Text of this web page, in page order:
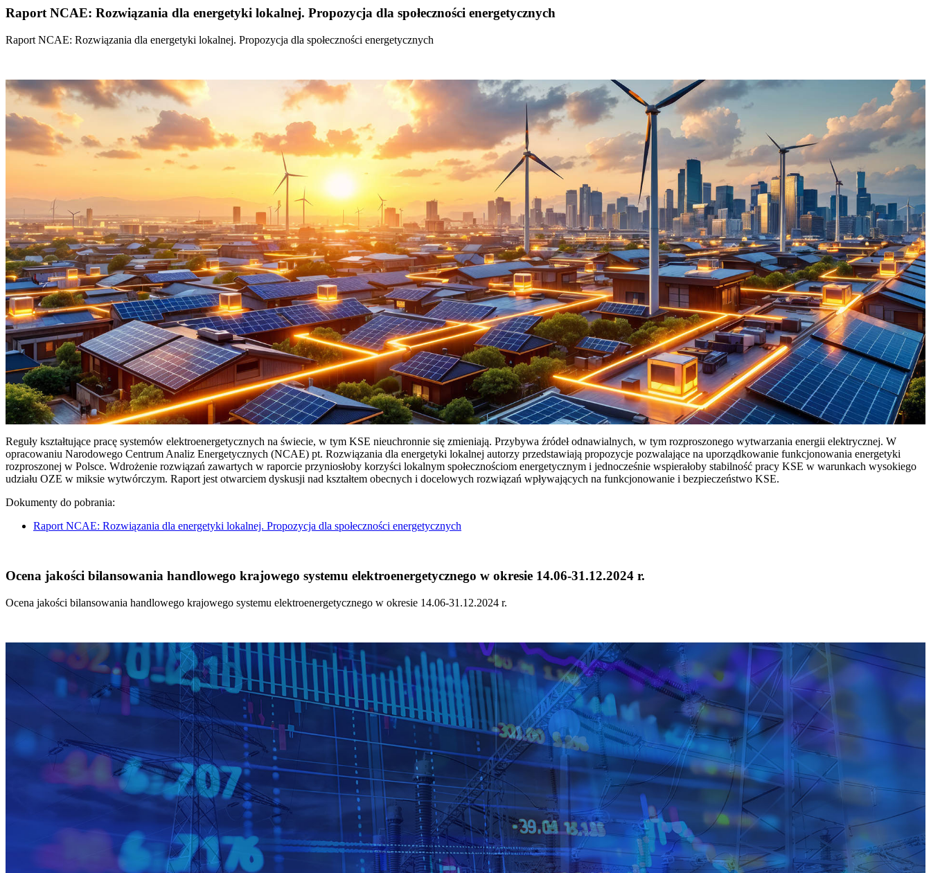
Raport NCAE: Rozwiązania dla energetyki lokalnej. Propozycja dla społeczności energetycznych
Raport NCAE: Rozwiązania dla energetyki lokalnej. Propozycja dla społeczności energetycznych
Reguły kształtujące pracę systemów elektroenergetycznych na świecie, w tym KSE nieuchronnie się zmieniają. Przybywa źródeł odnawialnych, w tym rozproszonego wytwarzania energii elektrycznej. W
opracowaniu Narodowego Centrum Analiz Energetycznych (NCAE) pt. Rozwiązania dla energetyki lokalnej autorzy przedstawiają propozycje pozwalające na uporządkowanie funkcjonowania energetyki
rozproszonej w Polsce. Wdrożenie rozwiązań zawartych w raporcie przyniosłoby korzyści lokalnym społecznościom energetycznym i jednocześnie wspierałoby stabilność pracy KSE w warunkach wysokiego
udziału OZE w miksie wytwórczym. Raport jest otwarciem dyskusji nad kształtem obecnych i docelowych rozwiązań wpływających na funkcjonowanie i bezpieczeństwo KSE.
Dokumenty do pobrania:
Raport NCAE: Rozwiązania dla energetyki lokalnej. Propozycja dla społeczności energetycznych
Ocena jakości bilansowania handlowego krajowego systemu elektroenergetycznego w okresie 14.06-31.12.2024 r.
Ocena jakości bilansowania handlowego krajowego systemu elektroenergetycznego w okresie 14.06-31.12.2024 r.